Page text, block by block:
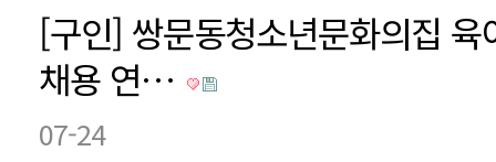
[구인] 쌍문동청소년문화의집
채용 연…
07-24